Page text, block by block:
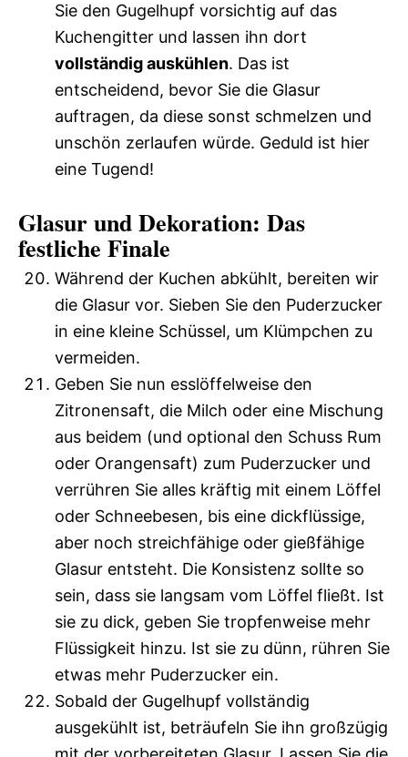
Sie den Gugelhupf vorsichtig auf das
Kuchengitter und lassen ihn dort
vollständig auskühlen. Das ist
entscheidend, bevor Sie die Glasur
auftragen, da diese sonst schmelzen und
unschön zerlaufen würde. Geduld ist hier
eine Tugend!
Glasur und Dekoration: Das
festliche Finale
Während der Kuchen abkühlt, bereiten wir
die Glasur vor. Sieben Sie den Puderzucker
in eine kleine Schüssel, um Klümpchen zu
vermeiden.
Geben Sie nun esslöffelweise den
Zitronensaft, die Milch oder eine Mischung
aus beidem (und optional den Schuss Rum
oder Orangensaft) zum Puderzucker und
verrühren Sie alles kräftig mit einem Löffel
oder Schneebesen, bis eine dickflüssige,
aber noch streichfähige oder gießfähige
Glasur entsteht. Die Konsistenz sollte so
sein, dass sie langsam vom Löffel fließt. Ist
sie zu dick, geben Sie tropfenweise mehr
Flüssigkeit hinzu. Ist sie zu dünn, rühren Sie
etwas mehr Puderzucker ein.
Sobald der Gugelhupf vollständig
ausgekühlt ist, beträufeln Sie ihn großzügig